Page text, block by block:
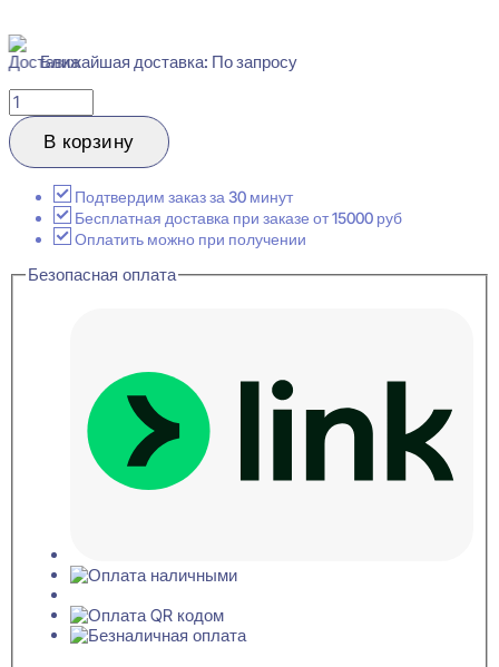
Ближайшая доставка: По запросу
Количество
товара
Evroplast
1.53.107
Плинтус
напольный
22x80x2000
В корзину
Подтвердим заказ за 30 минут
Бесплатная доставка при заказе от 15000 руб
Оплатить можно при получении
Безопасная оплата